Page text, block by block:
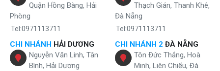
Quận Hồng Bàng, Hải
Phòng
Tel:0971113711
CHI NHÁNH HẢI DƯƠNG
Nguyễn Văn Linh, Tân
Bình, Hải Dương
Thạch Gián, Thanh Khê,
Đà Nẵng
Tel:0971113711
CHI NHÁNH 2 ĐÀ NẴNG
Tôn Đức Thắng, Hoà
Minh, Liên Chiểu, Đà